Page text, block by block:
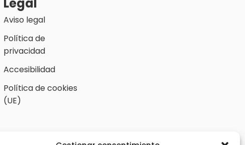
Legal
Aviso legal
Política de
privacidad
Accesibilidad
Política de cookies
(UE)